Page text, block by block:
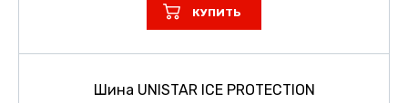
КУПИТЬ
Шина UNISTAR ICE PROTECTION